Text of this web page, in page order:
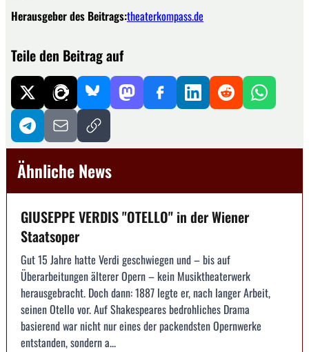
Herausgeber des Beitrags:theaterkompass.de
Teile den Beitrag auf
Ähnliche News
GIUSEPPE VERDIS "OTELLO" in der Wiener
Staatsoper
Gut 15 Jahre hatte Verdi geschwiegen und – bis auf
Überarbeitungen älterer Opern – kein Musiktheaterwerk
herausgebracht. Doch dann: 1887 legte er, nach langer Arbeit,
seinen Otello vor. Auf Shakespeares bedrohliches Drama
basierend war nicht nur eines der packendsten Opernwerke
entstanden, sondern a...